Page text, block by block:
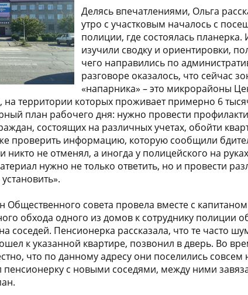
Делясь впечатлениями, Ольга
утро с участковым началось с
полиции, где состоялась планерка.
изучили сводку и ориентировки,
чего направились по
разговоре оказалось, что сейчас
«напарника» – это микрорайоны
территории которых проживает примерно 6
план рабочего дня: нужно провести
состоящих на различных учетах, обойти
проверить информацию, которую сообщили
никто не отменял, а иногда у полицейского на
нужно не только ответить, но и провести
Общественного совета провела вместе с
обхода одного из домов к сотруднику полиции
соседей. Пенсионерка рассказала, что те часто
к указанной квартире, позвонил в дверь. Во
что по данному адресу они поселились совсем
с новыми соседями, между ними